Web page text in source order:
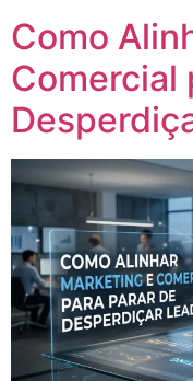
Como
Comercial